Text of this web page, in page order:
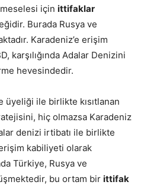
için ittifaklar
Burada Rusya ve
Karadeniz’e erişim
karşılığında Adalar Denizini
hevesindedir.
üyeliği ile birlikte kısıtlanan
hiç olmazsa Karadeniz
denizi irtibatı ile birlikte
kabiliyeti olarak
Türkiye, Rusya ve
bu ortam bir ittifak